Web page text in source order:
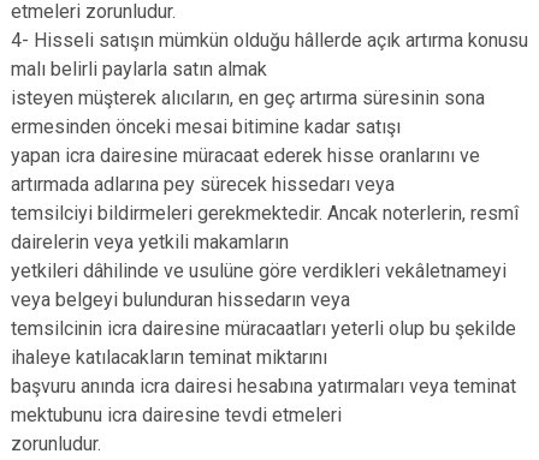
etmeleri zorunludur.
4- Hisseli satışın mümkün olduğu hâllerde açık artırma konusu
malı belirli paylarla satın almak
isteyen müşterek alıcıların, en geç artırma süresinin sona
ermesinden önceki mesai bitimine kadar satışı
yapan icra dairesine müracaat ederek hisse oranlarını ve
artırmada adlarına pey sürecek hissedarı veya
temsilciyi bildirmeleri gerekmektedir. Ancak noterlerin, resmî
dairelerin veya yetkili makamların
yetkileri dâhilinde ve usulüne göre verdikleri vekâletnameyi
veya belgeyi bulunduran hissedarın veya
temsilcinin icra dairesine müracaatları yeterli olup bu şekilde
ihaleye katılacakların teminat miktarını
başvuru anında icra dairesi hesabına yatırmaları veya teminat
mektubunu icra dairesine tevdi etmeleri
zorunludur.